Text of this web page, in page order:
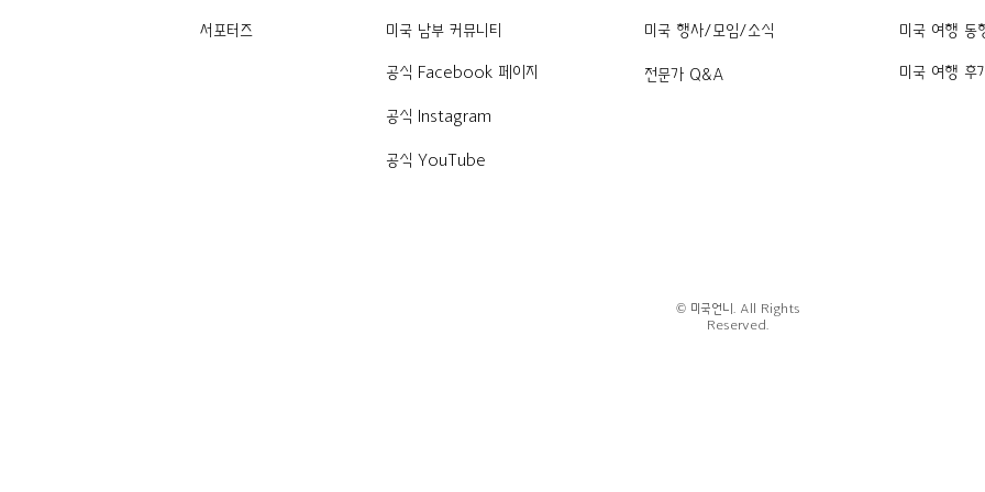
서포터즈 미국 남부 커뮤니티
공식 Facebook 페이지
공식 Instagram
공식 YouTube
미국 행사/모임/소식
전문가 Q&A
미국 여행 동
미국 여행 후기
© 미국언니. All Rights
Reserved.